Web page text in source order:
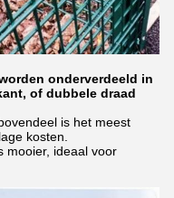
onderverdeeld in
of dubbele draad
is het meest
kosten.
mooier, ideaal voor